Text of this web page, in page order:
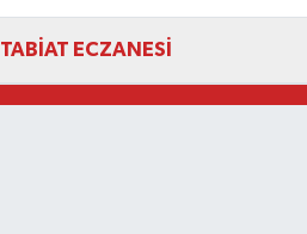
TABİAT ECZANESİ